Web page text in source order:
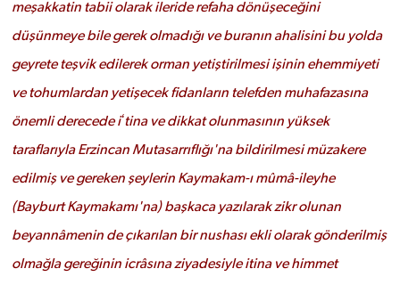
meşakkatin tabii olarak ileride refaha dönüşeceğini
düşünmeye bile gerek olmadığı ve buranın ahalisini bu yolda
geyrete teşvik edilerek orman yetiştirilmesi işinin ehemmiyeti
ve tohumlardan yetişecek fidanların telefden muhafazasına
önemli derecede iʻtina ve dikkat olunmasının yüksek
taraflarıyla Erzincan Mutasarrıflığı'na bildirilmesi müzakere
edilmiş ve gereken şeylerin Kaymakam-ı mûmâ-ileyhe
(Bayburt Kaymakamı'na) başkaca yazılarak zikr olunan
beyannâmenin de çıkarılan bir nushası ekli olarak gönderilmiş
olmağla gereğinin icrâsına ziyadesiyle itina ve himmet